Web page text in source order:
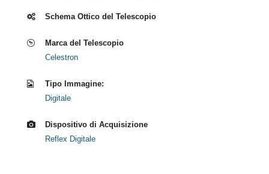
Schema Ottico del Telescopio
Marca del Telescopio
Celestron
Tipo Immagine:
Digitale
Dispositivo di Acquisizione
Reflex Digitale